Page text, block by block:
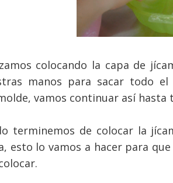
colocando la capa de
manos para sacar todo
vamos continuar así
terminemos de colocar la
esto lo vamos a hacer para